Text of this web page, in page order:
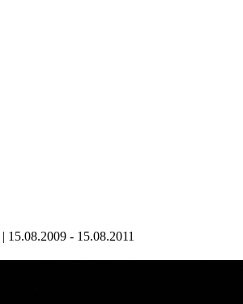
| 15.08.2009 - 15.08.2011